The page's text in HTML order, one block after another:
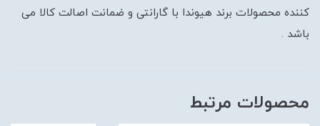
کننده محصولات برند هیوندا با گارانتی و ضمانت اصالت کالا می
باشد .
محصولات مرتبط